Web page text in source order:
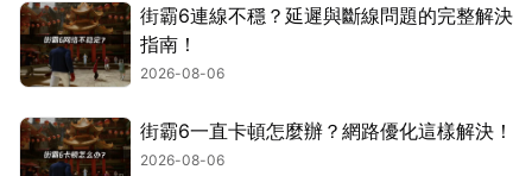
街霸6連線不穩？延遲與斷線問題的完整解決
指南！
2026-08-06
街霸6一直卡頓怎麼辦？網路優化這樣解決！
2026-08-06